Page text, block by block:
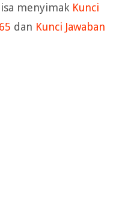
menyimak Kunci
dan Kunci Jawaban